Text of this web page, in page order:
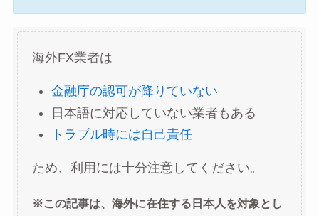
海外FX業者は
金融庁の認可が降りていない
日本語に対応していない業者もある
トラブル時には自己責任
ため、利用には十分注意してください。
※この記事は、海外に在住する日本人を対象とし